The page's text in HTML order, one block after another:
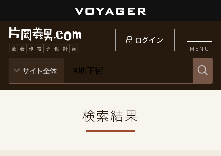
ログイン
MENU
検索結果